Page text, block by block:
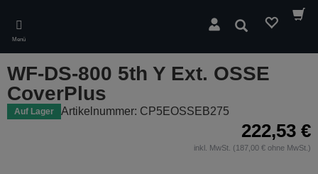
main
content
Menü
Suchen
WF-DS-800 5th Y Ext. OSSE
CoverPlus
Auf Lager Artikelnummer: CP5EOSSEB275
222,53 €
inkl. MwSt. (187,00 € ohne MwSt.)